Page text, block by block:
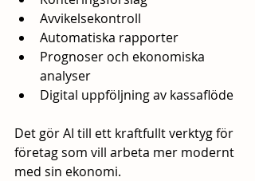
Avvikelsekontroll
Automatiska rapporter
Prognoser och ekonomiska
analyser
Digital uppföljning av kassaflöde
Det gör AI till ett kraftfullt verktyg för
företag som vill arbeta mer modernt
med sin ekonomi.